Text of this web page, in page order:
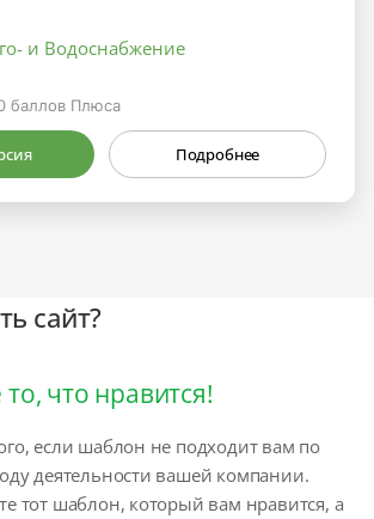
и Водоснабжение
баллов Плюса
Подробнее
сайт?
что нравится!
если шаблон не подходит вам по
деятельности вашей компании.
тот шаблон, который вам нравится, а